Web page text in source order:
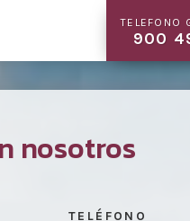
TELEFONO
900
nosotros
TELÉFONO